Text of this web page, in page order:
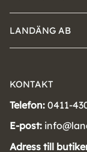
LANDÄNG AB
KONTAKT
Telefon: 0411-
E-post:
Adress till